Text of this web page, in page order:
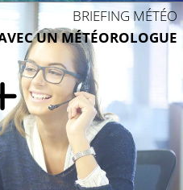
BRIEFING MÉTÉO
UN MÉTÉOROLOGUE